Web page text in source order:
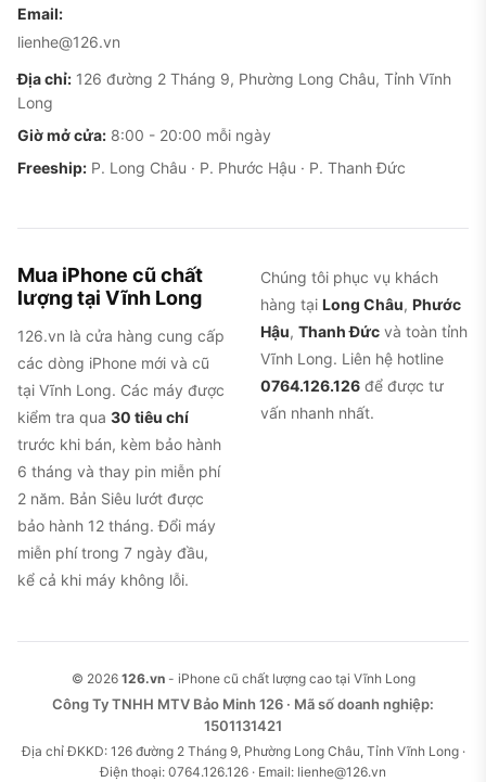
Email:
lienhe@126.vn
Địa chỉ: 126 đường 2 Tháng 9, Phường Long Châu, Tỉnh Vĩnh
Long
Giờ mở cửa: 8:00 - 20:00 mỗi ngày
Freeship: P. Long Châu · P. Phước Hậu · P. Thanh Đức
Mua iPhone cũ chất
lượng tại Vĩnh Long
126.vn là cửa hàng cung cấp
các dòng iPhone mới và cũ
tại Vĩnh Long. Các máy được
kiểm tra qua 30 tiêu chí
trước khi bán, kèm bảo hành
6 tháng và thay pin miễn phí
2 năm. Bản Siêu lướt được
bảo hành 12 tháng. Đổi máy
miễn phí trong 7 ngày đầu,
kể cả khi máy không lỗi.
Chúng tôi phục vụ khách
hàng tại Long Châu, Phước
Hậu, Thanh Đức và toàn tỉnh
Vĩnh Long. Liên hệ hotline
0764.126.126 để được tư
vấn nhanh nhất.
© 2026 126.vn- iPhone cũ chất lượng cao tại Vĩnh Long
Công Ty TNHH MTV Bảo Minh 126 · Mã số doanh nghiệp:
1501131421
Địa chỉ ĐKKD: 126 đường 2 Tháng 9, Phường Long Châu, Tỉnh Vĩnh Long ·
Điện thoại: 0764.126.126 · Email: lienhe@126.vn